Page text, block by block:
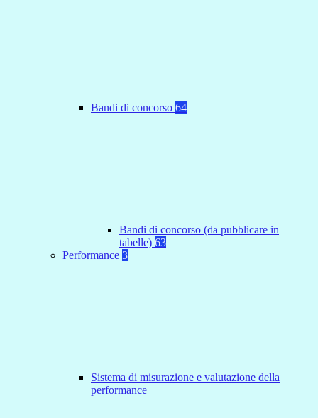
Bandi di concorso 64
Bandi di concorso (da pubblicare in
tabelle) 63
Performance 3
Sistema di misurazione e valutazione della
performance